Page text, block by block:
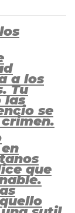
a los
Tu
las
se
que